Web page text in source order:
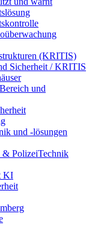
(KRITIS)
Sicherheit / KRITIS
und
und -lösungen
& PolizeiTechnik
KI